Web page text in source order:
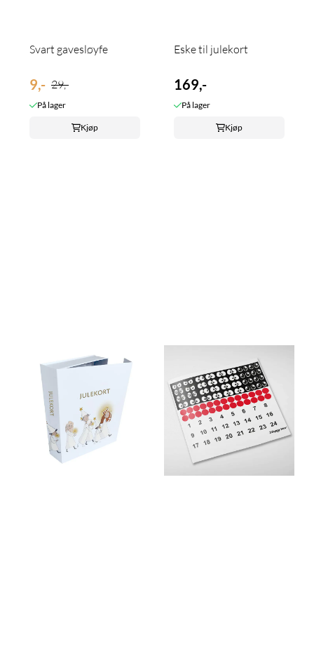
Svart gavesløyfe
9,- 29,-
På lager
Kjøp
Eske til julekort
169,-
På lager
Kjøp